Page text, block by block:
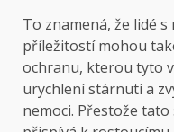
To znamená, že lidé
příležitostí mohou
ochranu, kterou tyto
urychlení stárnutí a
nemoci. Přestože